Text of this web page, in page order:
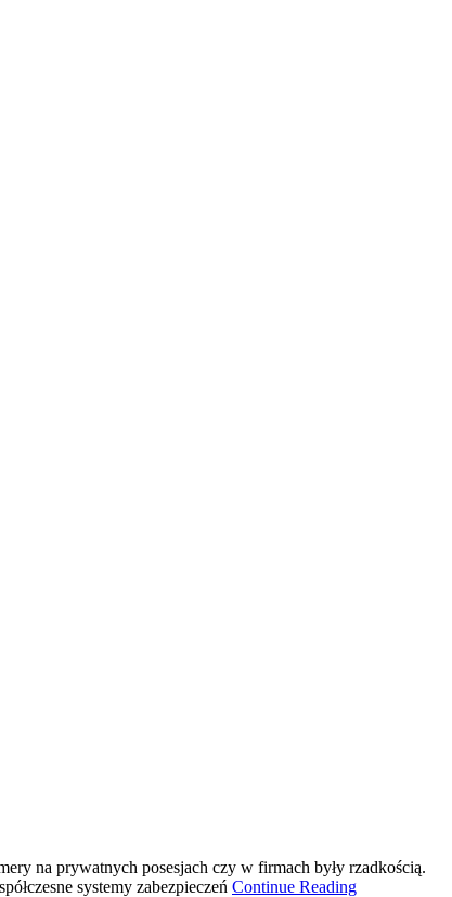
na prywatnych posesjach czy w firmach były rzadkością.
systemy zabezpieczeń Continue Reading